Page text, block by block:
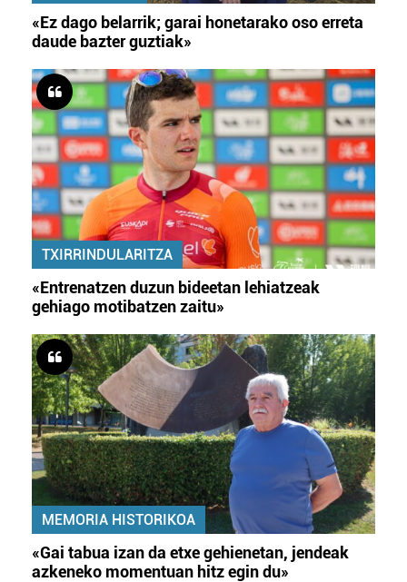
«Ez dago belarrik; garai honetarako oso erreta
daude bazter guztiak»
TXIRRINDULARITZA
«Entrenatzen duzun bideetan lehiatzeak
gehiago motibatzen zaitu»
MEMORIA HISTORIKOA
«Gai tabua izan da etxe gehienetan, jendeak
azkeneko momentuan hitz egin du»